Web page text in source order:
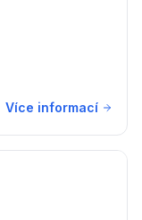
Více informací